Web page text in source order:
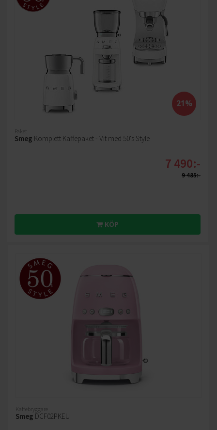
21%
Paket
Smeg Komplett Kaffepaket - Vit med 50's Style
7 490:-
9 485:-
KÖP
Kaffebryggare
Smeg DCF02PKEU